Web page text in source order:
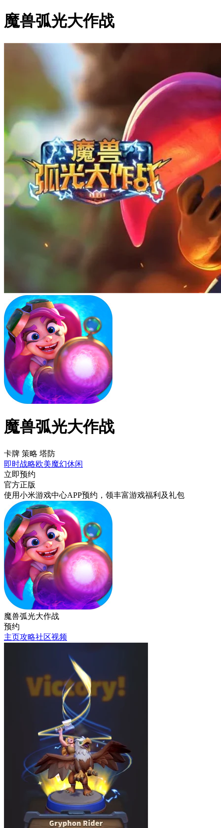
魔兽弧光大作战
魔兽弧光大作战
卡牌 策略 塔防
即时战略欧美魔幻休闲
立即预约
官方正版
使用小米游戏中心APP预约 ，领丰富游戏福利 及礼包
魔兽弧光大作战
预约
主页攻略社区视频